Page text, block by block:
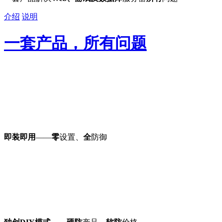
介绍 说明
一套产品，所有问题
即装即用——零设置、 全防御